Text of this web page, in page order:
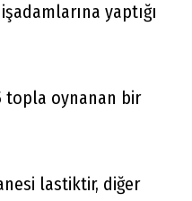
yaptığı
topla oynanan bir
lastiktir, diğer